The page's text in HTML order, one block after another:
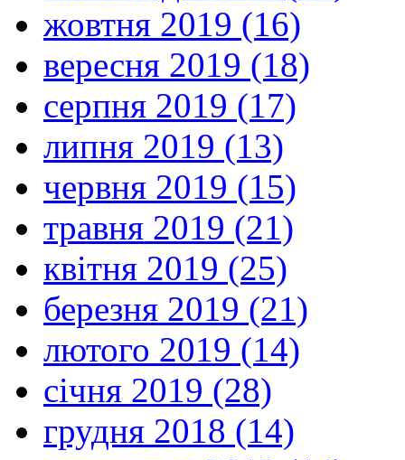
жовтня 2019 (16)
вересня 2019 (18)
серпня 2019 (17)
липня 2019 (13)
червня 2019 (15)
травня 2019 (21)
квітня 2019 (25)
березня 2019 (21)
лютого 2019 (14)
січня 2019 (28)
грудня 2018 (14)